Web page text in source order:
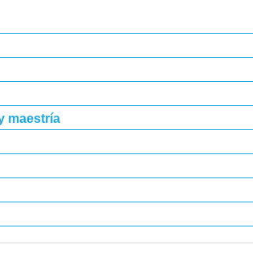
maestría